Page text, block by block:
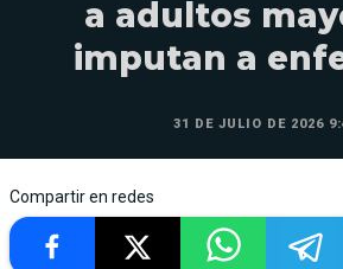
a adultos
imputan a
31 DE JULIO DE 2026
Compartir en redes